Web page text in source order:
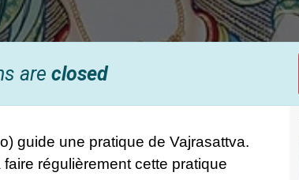
are closed
guide une pratique de Vajrasattva.
régulièrement cette pratique